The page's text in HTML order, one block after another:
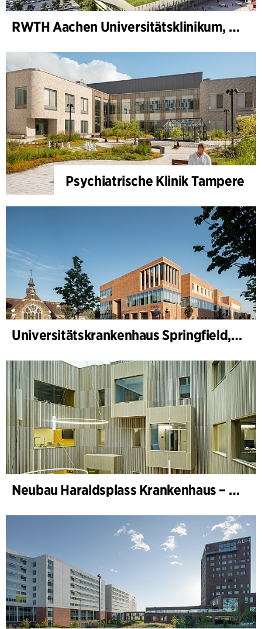
RWTH Aachen Universitätsklinikum, Erweiterung
Psychiatrische Klinik Tampere
Universitätskrankenhaus Springfield, Psychiatrie
Neubau Haraldsplass Krankenhaus – Bettenstation